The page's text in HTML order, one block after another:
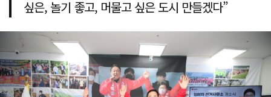
싶은, 놀기 좋고, 머물고 싶은 도시 만들겠다”